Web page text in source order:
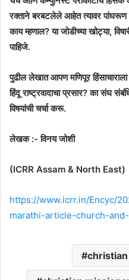
रक्ताने बरबटलेले आहेत त्यावर
काय म्हणाल? या जोडीच्या खोट्या,
पाहिजे.
पुढील लेखात आपण मणिपूर
हिंदू राष्ट्रवादाचा प्रसार? का संघ
विषयांची चर्चा करू.
लेखक :- विनय जोशी
(ICRR Assam & North East)
https://www.icrr.in/Encyc/
marathi-article-church-